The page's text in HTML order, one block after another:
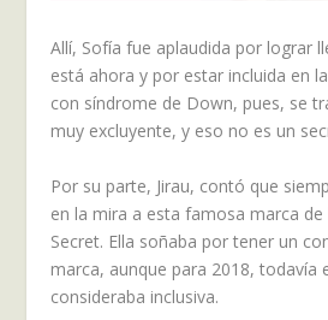
Allí, Sofía fue aplaudida por lograr
está ahora y por estar incluida en
con síndrome de Down, pues, se
muy excluyente, y eso no es un
Por su parte, Jirau, contó que
en la mira a esta famosa marca de
Secret. Ella soñaba por tener un
marca, aunque para 2018, todavía
consideraba inclusiva.